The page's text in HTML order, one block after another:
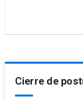
Cierre de